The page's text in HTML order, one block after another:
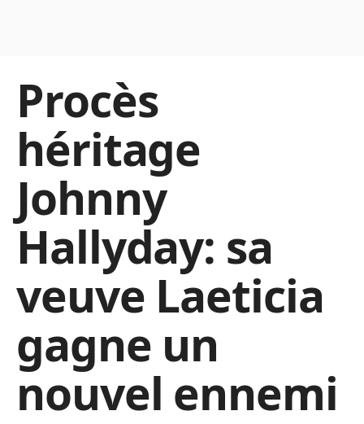
Procès
héritage
Johnny
Hallyday: sa
veuve Laeticia
gagne un
nouvel ennemi